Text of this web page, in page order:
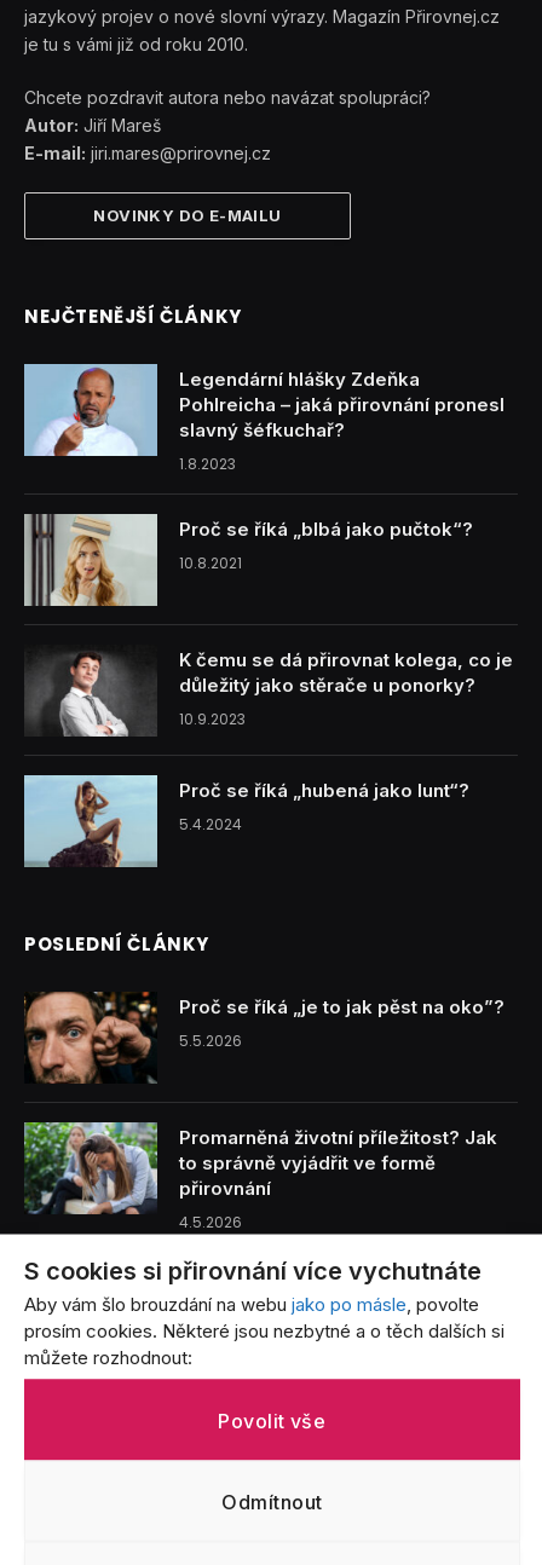
S cookies si přirovnání více vychutnáte
Aby vám šlo brouzdání na webu jako po másle , povolte
prosím cookies. Některé jsou nezbytné a o těch dalších si
můžete rozhodnout:
Povolit vše
Odmítnout
jazykový projev o nové slovní výrazy. Magazín Přirovnej.cz
je tu s vámi již od roku 2010.
Chcete pozdravit autora nebo navázat spolupráci?
Autor: Jiří Mareš
E-mail: jiri.mares@prirovnej.cz
NOVINKY DO E-MAILU
NEJČTENĚJŠÍ ČLÁNKY
Legendární hlášky Zdeňka
Pohlreicha – jaká přirovnání pronesl
slavný šéfkuchař?
1.8.2023
Proč se říká „blbá jako pučtok“?
10.8.2021
K čemu se dá přirovnat kolega, co je
důležitý jako stěrače u ponorky?
10.9.2023
Proč se říká „hubená jako lunt“?
5.4.2024
POSLEDNÍ ČLÁNKY
Proč se říká „je to jak pěst na oko”?
5.5.2026
Promarněná životní příležitost? Jak
to správně vyjádřit ve formě
přirovnání
4.5.2026
Benzín je tak drahý, že… Přirovnání,
která vystihují bolest každého řidiče
3.5.2026
Život s batoletem v přirovnáních: Od